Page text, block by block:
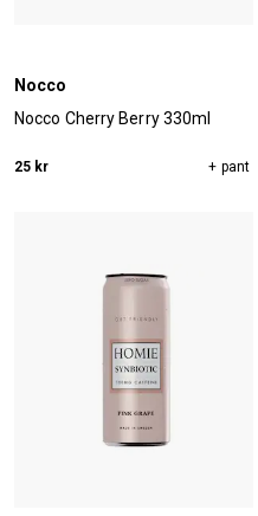
Nocco
Nocco Cherry Berry 330ml
25 kr + pant